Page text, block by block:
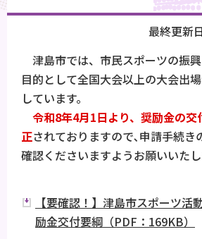
すか
最終更新
津島市では、市民スポーツの振
目的として全国大会以上の大会出
しています。
令和8年4月1日より、奨励金の
正されておりますので､申請手続き
確認くださいますようお願いいたし
【要確認！】津島市スポーツ活
励金交付要綱（PDF：169KB）